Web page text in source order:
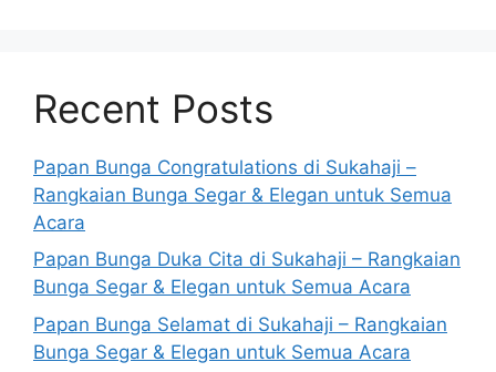
Recent Posts
Papan Bunga Congratulations di Sukahaji –
Rangkaian Bunga Segar & Elegan untuk Semua
Acara
Papan Bunga Duka Cita di Sukahaji – Rangkaian
Bunga Segar & Elegan untuk Semua Acara
Papan Bunga Selamat di Sukahaji – Rangkaian
Bunga Segar & Elegan untuk Semua Acara